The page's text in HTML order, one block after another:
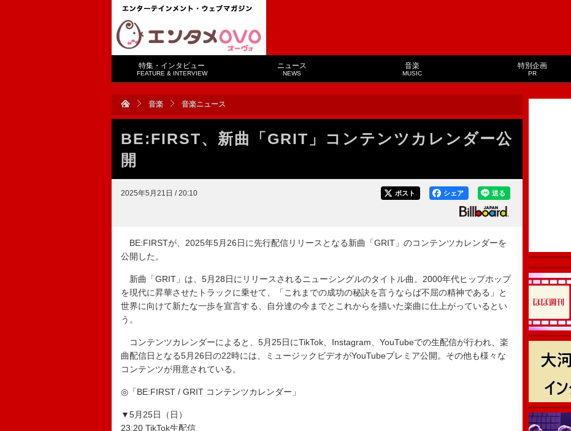
特集・インタビュー
FEATURE & INTERVIEW
ニュース
NEWS
音楽
MUSIC
特別企画
PR
音楽 音楽ニュース
BE:FIRST、新曲「GRIT」コンテンツカレンダー公
開
2025年5月21日 / 20:10 送る
シェア
ポスト
BE:FIRSTが、2025年5月26日に先行配信リリースとなる新曲「GRIT」のコンテンツカレンダーを
公開した。
新曲「GRIT」は、5月28日にリリースされるニューシングルのタイトル曲。2000年代ヒップホップ
を現代に昇華させたトラックに乗せて、「これまでの成功の秘訣を言うならば不屈の精神である」と
世界に向けて新たな一歩を宣言する、自分達の今までとこれからを描いた楽曲に仕上がっているとい
う。
コンテンツカレンダーによると、5月25日にTikTok、Instagram、YouTubeでの生配信が行われ、楽
曲配信日となる5月26日の22時には、ミュージックビデオがYouTubeプレミア公開。その他も様々な
コンテンツが用意されている。
◎「BE:FIRST / GRIT コンテンツカレンダー」
▼5月25日（日）
23:20 TikTok生配信